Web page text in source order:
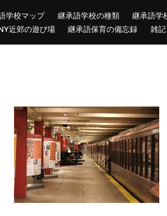
学校マップ 継承語学校の種類 継承語学
近郊の遊び場 継承語保育の備忘録 雑記